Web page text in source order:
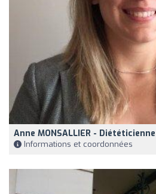
Anne MONSALLIER -
Informations et coordonnées